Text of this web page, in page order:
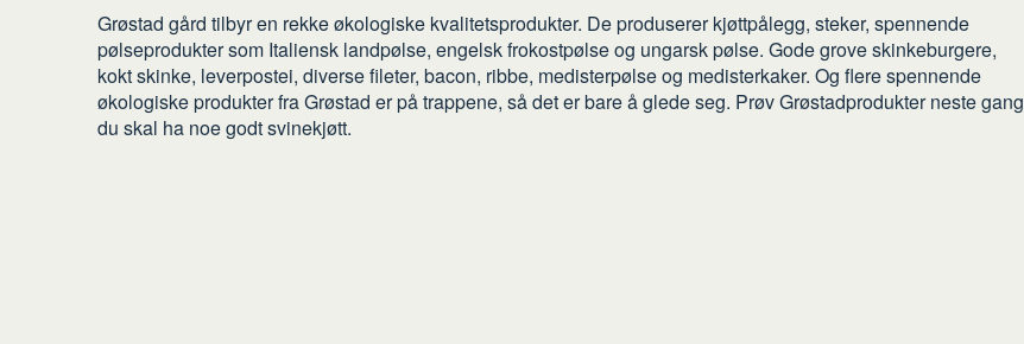
Grøstad gård tilbyr en rekke økologiske kvalitetsprodukter. De produserer kjøttpålegg, steker, spennende
pølseprodukter som Italiensk landpølse, engelsk frokostpølse og ungarsk pølse. Gode grove skinkeburgere,
kokt skinke, leverpostei, diverse fileter, bacon, ribbe, medisterpølse og medisterkaker. Og flere spennende
økologiske produkter fra Grøstad er på trappene, så det er bare å glede seg. Prøv Grøstadprodukter neste gang
du skal ha noe godt svinekjøtt.